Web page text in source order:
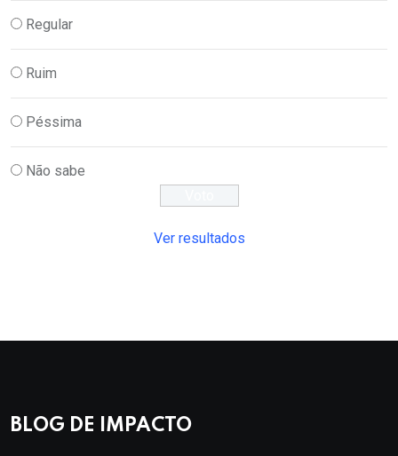
Regular
Ruim
Péssima
Não sabe
Ver resultados
BLOG DE IMPACTO